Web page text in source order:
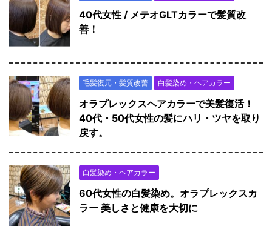
40代女性 / メテオGLTカラーで髪質改
善！
毛髪復元・髪質改善 白髪染め・ヘアカラー
オラプレックスヘアカラーで美髪復活！
40代・50代女性の髪にハリ・ツヤを取り
戻す。
白髪染め・ヘアカラー
60代女性の白髪染め。オラプレックスカ
ラー 美しさと健康を大切に